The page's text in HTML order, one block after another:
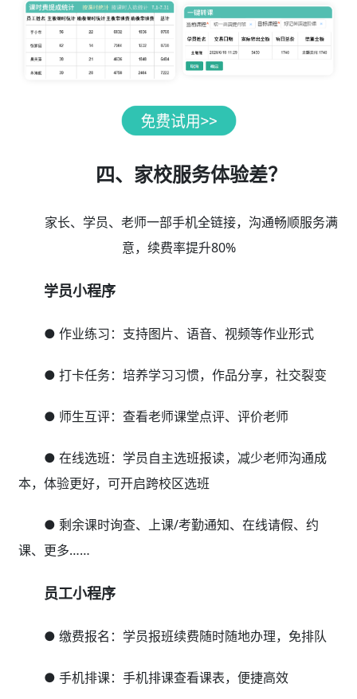
四、家校服务体验差？
家长、学员、老师一部手机全链接，沟通畅顺服务满
意，续费率提升80%
学员小程序
● 作业练习：支持图片、语音、视频等作业形式
● 打卡任务：培养学习习惯，作品分享，社交裂变
● 师生互评：查看老师课堂点评、评价老师
● 在线选班：学员自主选班报读，减少老师沟通成
本，体验更好，可开启跨校区选班
● 剩余课时询查、上课/考勤通知、在线请假、约
课、更多……
员工小程序
● 缴费报名：学员报班续费随时随地办理，免排队
● 手机排课：手机排课查看课表，便捷高效